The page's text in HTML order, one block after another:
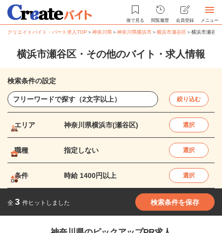
後で見る 閲覧履歴 会員登録 メニュー
クリエイトバイト・パート求人TOP ＞神奈川県＞神奈川県横浜市＞横浜市瀬谷区＞横浜市瀬谷
横浜市瀬谷区・その他のバイト・求人情報
検索条件の設定
絞り込む
エリア 神奈川県横浜市(瀬谷区) 選択
職種 指定しない 選択
条件 時給 1400円以上 選択
全 3 件ヒットしました 検索条件を保存